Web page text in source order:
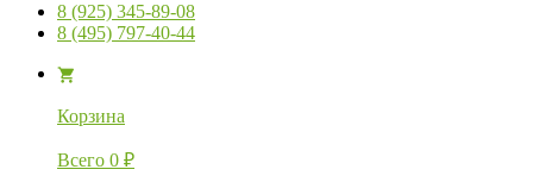
8 (925) 345-89-08
8 (495) 797-40-44
Корзина
Всего 0 ₽